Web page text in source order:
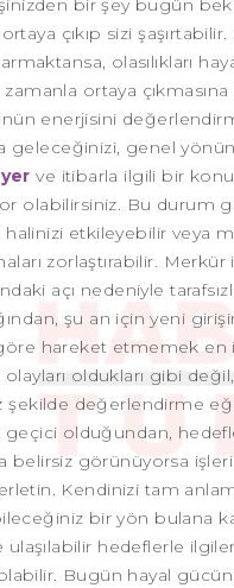
bir şey bugün
çıkıp sizi
olasılıkları
ortaya
enerjisini
geleceğinizi, genel
ve itibarla ilgili bir
olabilirsiniz. Bu durum
halinizi etkileyebilir veya
zorlaştırabilir.
açı nedeniyle
şu an için yeni
hareket etmemek en
olayları oldukları gibi
şekilde değerlendirme
geçici olduğundan,
belirsiz görünüyorsa işleri
Kendinizi tam
bir yön bulana
ulaşılabilir hedeflerle
Bugün hayal